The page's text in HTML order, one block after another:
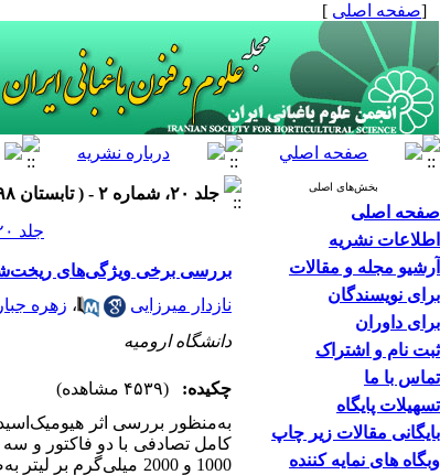
[صفحه اصلی ]
بخش‌های اصلی
صفحه اصلی
اطلاعات نشریه
آرشیو مجله و مقالات
برای نویسندگان
برای داوران
ثبت نام و اشتراک
تماس با ما
تسهیلات پایگاه
بایگانی مقالات زیر چاپ
وبگاه های نمایه کننده
جلد ۲۰، شماره ۲ - ( تابستان ۱۳۹۸ )
جلد ۲۰ شماره ۲ صفحات ۱۷۰-۱۵۷
بررسی برخی ویژگی‌های
نازدار میرزایی
، زهره
دانشگاه ارومیه
چکیده:
(۴۵۳۹ مشاهده)
به‌منظور بررسی اثر
کامل تصادفی با دو فاکتور و سه
1000 و 2000 میلی‌گرم بر لیتر به‌